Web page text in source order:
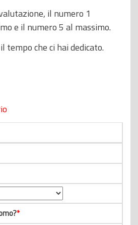
il numero 1
e il numero 5 al massimo.
tempo che ci hai dedicato.
*